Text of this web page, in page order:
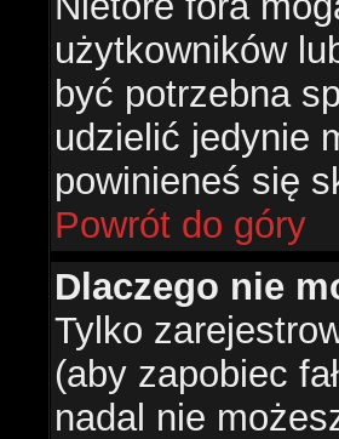
użytkowników
być potrzebna
udzielić jedynie
powinieneś się
Powrót do góry
Dlaczego nie
Tylko
(aby zapobiec
nadal nie